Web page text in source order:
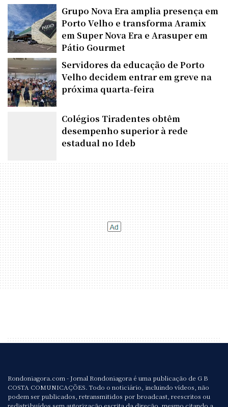
Grupo Nova Era amplia presença em
Porto Velho e transforma Aramix
em Super Nova Era e Arasuper em
Pátio Gourmet
Servidores da educação de Porto
Velho decidem entrar em greve na
próxima quarta-feira
Colégios Tiradentes obtêm
desempenho superior à rede
estadual no Ideb
Rondoniagora.com - Jornal Rondoniagora é uma publicação de G B
COSTA COMUNICAÇÕES. Todo o noticiário, incluindo vídeos, não
podem ser publicados, retransmitidos por broadcast, reescritos ou
redistribuídos sem autorização escrita da direção, mesmo citando a